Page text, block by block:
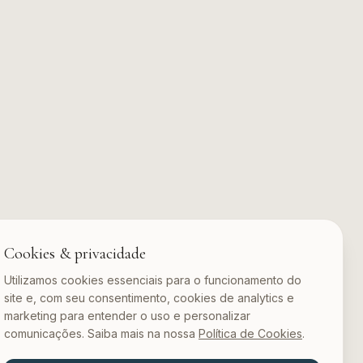
Cookies & privacidade
Utilizamos cookies essenciais para o funcionamento do
site e, com seu consentimento, cookies de analytics e
marketing para entender o uso e personalizar
comunicações. Saiba mais na nossa Política de Cookies.